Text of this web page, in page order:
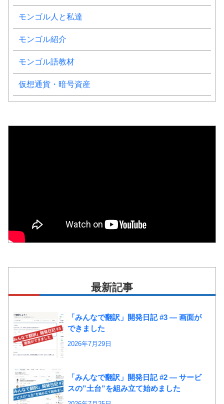
モンゴル人と私達
モンゴル紹介
モンゴル語教材
仮想通貨・暗号資産
最新記事
「みんなで翻訳」開発日記 #3 ― 画面が
できました
2026年7月29日
「みんなで翻訳」開発日記 #2 ― サービ
スの”土台”を組み立て始めました